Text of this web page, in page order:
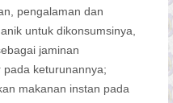
pengalaman dan
untuk dikonsumsinya,
jaminan
keturunannya;
makanan instan pada